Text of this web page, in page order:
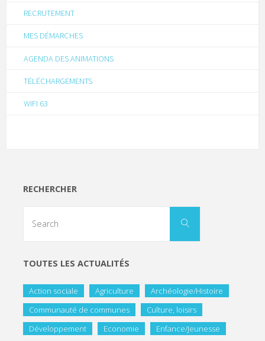
RECRUTEMENT
MES DÉMARCHES
AGENDA DES ANIMATIONS
TÉLÉCHARGEMENTS
WIFI 63
RECHERCHER
TOUTES LES ACTUALITÉS
Action sociale Agriculture
Archéologie/Histoire
Communauté de communes
Culture, loisirs
Développement
Economie
Enfance/Jeunesse